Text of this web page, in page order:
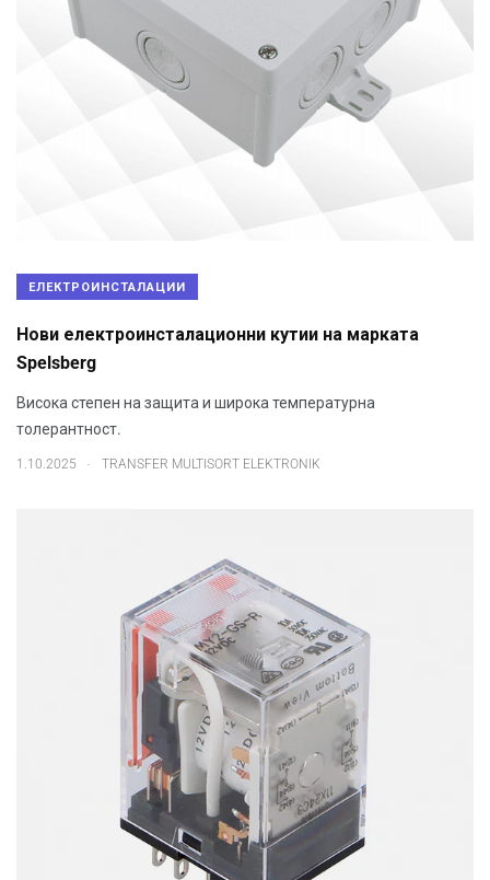
ЕЛЕКТРОИНСТАЛАЦИИ
Нови електроинсталационни кутии на марката
Spelsberg
Висока степен на защита и широка температурна
толерантност.
1.10.2025 TRANSFER MULTISORT ELEKTRONIK